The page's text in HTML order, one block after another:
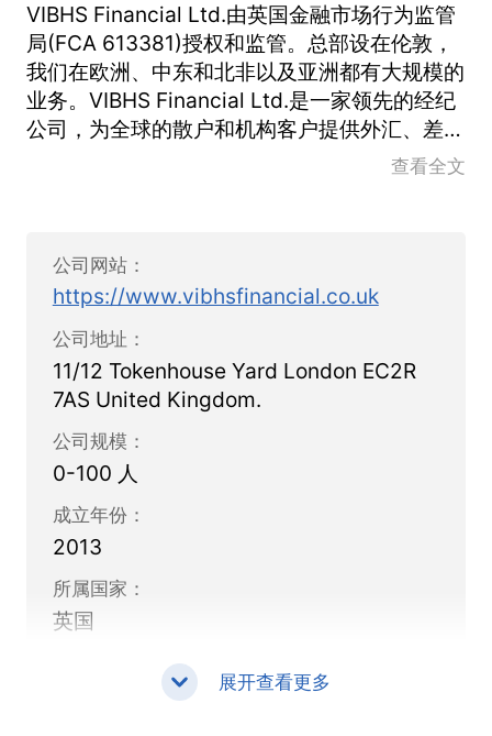
VIBHS Financial Ltd.由英国金融市场行为监管
局(FCA 613381)授权和监管。总部设在伦敦，
我们在欧洲、中东和北非以及亚洲都有大规模的
业务。VIBHS Financial Ltd.是一家领先的经纪
公司，为全球的散户和机构客户提供外汇、差价
Financial得以扩大业务范围，并在迪拜、伦敦
和毛里求斯开设了的办事处并获得监管。
VIBHS的高级管理团队由经验丰富的专业人士组
成，他们在各大洲的金融服务领域拥有丰富的经
验，来自多元文化背景。资深管理团队的累积经
验超过100年。
查看全文
公司网站：
https://www.vibhsfinancial.co.uk
公司地址：
11/12 Tokenhouse Yard London EC2R
7AS United Kingdom.
公司规模：
0-100 人
成立年份：
2013
所属国家：
英国
展开查看更多